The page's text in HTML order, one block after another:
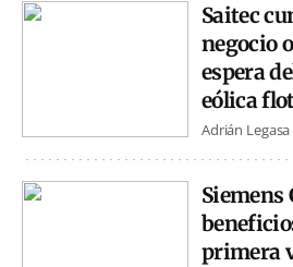
Saitec
negocio
espera
eólica
Adrián Legasa
Siemens
primera